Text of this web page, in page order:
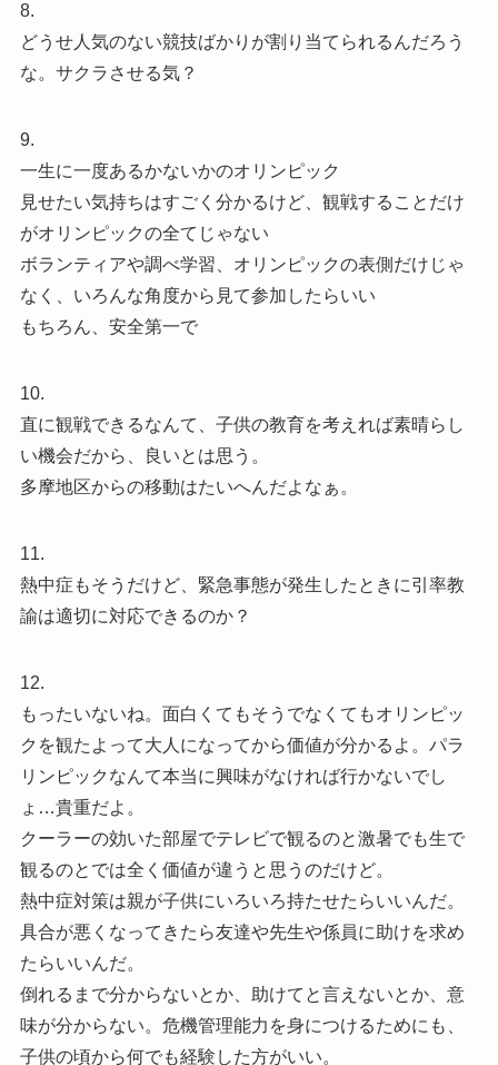
8.
どうせ人気のない競技ばかりが割り当てられるんだろう
な。サクラさせる気？
9.
一生に一度あるかないかのオリンピック
見せたい気持ちはすごく分かるけど、観戦することだけ
がオリンピックの全てじゃない
ボランティアや調べ学習、オリンピックの表側だけじゃ
なく、いろんな角度から見て参加したらいい
もちろん、安全第一で
10.
直に観戦できるなんて、子供の教育を考えれば素晴らし
い機会だから、良いとは思う。
多摩地区からの移動はたいへんだよなぁ。
11.
熱中症もそうだけど、緊急事態が発生したときに引率教
諭は適切に対応できるのか？
12.
もったいないね。面白くてもそうでなくてもオリンピッ
クを観たよって大人になってから価値が分かるよ。パラ
リンピックなんて本当に興味がなければ行かないでし
ょ…貴重だよ。
クーラーの効いた部屋でテレビで観るのと激暑でも生で
観るのとでは全く価値が違うと思うのだけど。
熱中症対策は親が子供にいろいろ持たせたらいいんだ。
具合が悪くなってきたら友達や先生や係員に助けを求め
たらいいんだ。
倒れるまで分からないとか、助けてと言えないとか、意
味が分からない。危機管理能力を身につけるためにも、
子供の頃から何でも経験した方がいい。